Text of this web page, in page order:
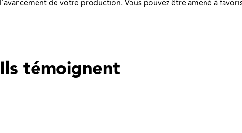
l’avancement de votre production. Vous pouvez être amené à
Ils témoignent